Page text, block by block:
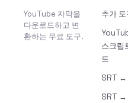
YouTube 자막을
다운로드하고 변
환하는 무료 도구.
추가 도
스크립
드
SRT ↔
SRT